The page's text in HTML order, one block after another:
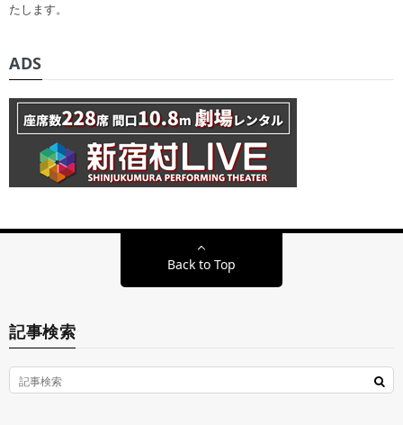
たします。
ADS
Back to Top
記事検索